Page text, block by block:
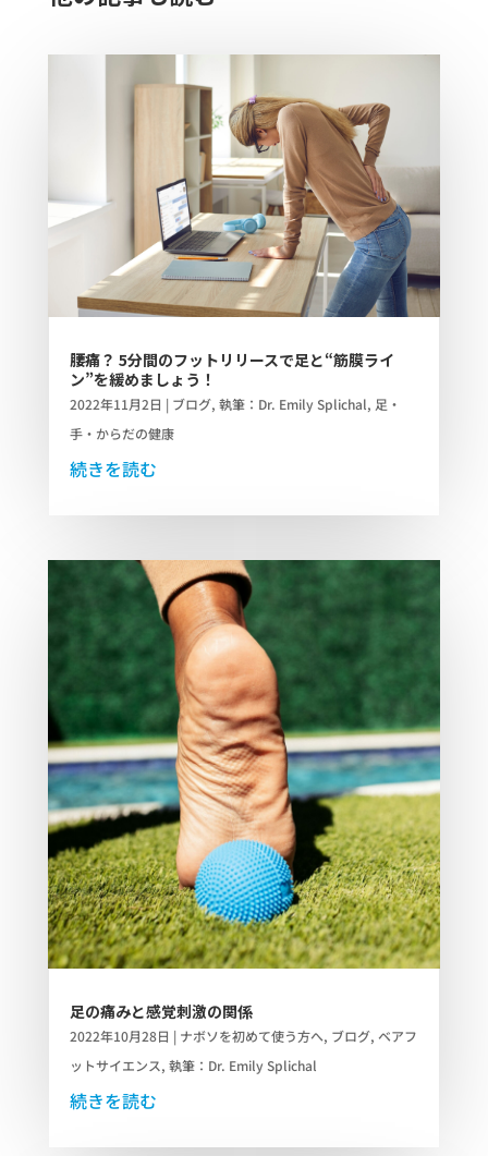
腰痛？ 5分間のフットリリースで足と“筋膜ライ
ン”を緩めましょう！
2022年11月2日 | ブログ, 執筆：Dr. Emily Splichal, 足・
手・からだの健康
続きを読む
足の痛みと感覚刺激の関係
2022年10月28日 | ナボソを初めて使う方へ, ブログ, ベアフ
ットサイエンス, 執筆：Dr. Emily Splichal
続きを読む